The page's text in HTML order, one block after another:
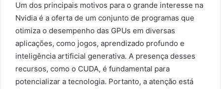
Um dos principais motivos para o grande interesse na
Nvidia é a oferta de um conjunto de programas que
otimiza o desempenho das GPUs em diversas
aplicações, como jogos, aprendizado profundo e
inteligência artificial generativa. A presença desses
recursos, como o CUDA, é fundamental para
potencializar a tecnologia. Portanto, a atenção está